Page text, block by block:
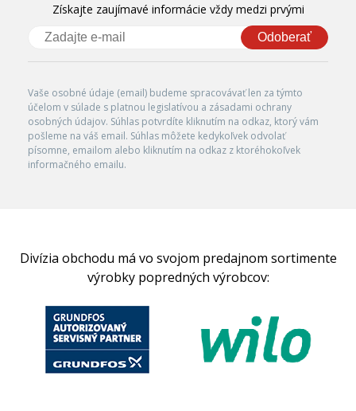
Získajte zaujímavé informácie vždy medzi prvými
Odoberať
Vaše osobné údaje (email) budeme spracovávať len za týmto
účelom v súlade s platnou legislatívou a zásadami ochrany
osobných údajov. Súhlas potvrdíte kliknutím na odkaz, ktorý vám
pošleme na váš email. Súhlas môžete kedykoľvek odvolať
písomne, emailom alebo kliknutím na odkaz z ktoréhokoľvek
informačného emailu.
Divízia obchodu má vo svojom predajnom sortimente
výrobky popredných výrobcov: